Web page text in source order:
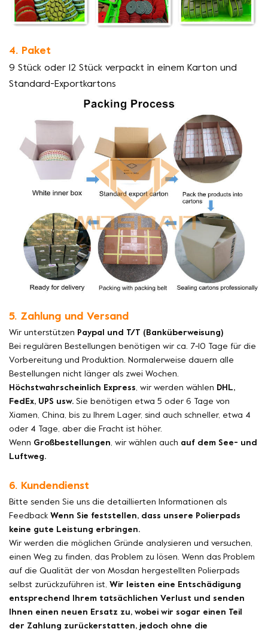
4. Paket
9 Stück oder 12 Stück verpackt in einem Karton und
Standard-Exportkartons
5. Zahlung und Versand
Wir unterstützen Paypal und T/T (Banküberweisung)
Bei regulären Bestellungen benötigen wir ca. 7-10 Tage für die
Vorbereitung und Produktion. Normalerweise dauern alle
Bestellungen nicht länger als zwei Wochen.
Höchstwahrscheinlich Express, wir werden wählen DHL,
FedEx, UPS usw. Sie benötigen etwa 5 oder 6 Tage von
Xiamen, China, bis zu Ihrem Lager, sind auch schneller, etwa 4
oder 4 Tage, aber die Fracht ist höher.
Wenn Großbestellungen, wir wählen auch auf dem See- und
Luftweg.
6. Kundendienst
Bitte senden Sie uns die detaillierten Informationen als
Feedback Wenn Sie feststellen, dass unsere Polierpads
keine gute Leistung erbringen.
Wir werden die möglichen Gründe analysieren und versuchen,
einen Weg zu finden, das Problem zu lösen. Wenn das Problem
auf die Qualität der von Mosdan hergestellten Polierpads
selbst zurückzuführen ist, Wir leisten eine Entschädigung
entsprechend Ihrem tatsächlichen Verlust und senden
Ihnen einen neuen Ersatz zu, wobei wir sogar einen Teil
der Zahlung zurückerstatten, jedoch ohne die